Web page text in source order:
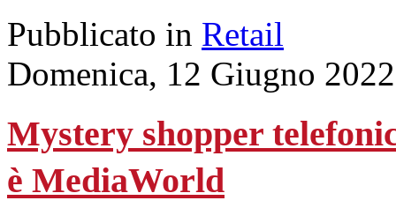
Pubblicato in Retail
Domenica, 12 Giugno
Mystery shopper
è MediaWorld